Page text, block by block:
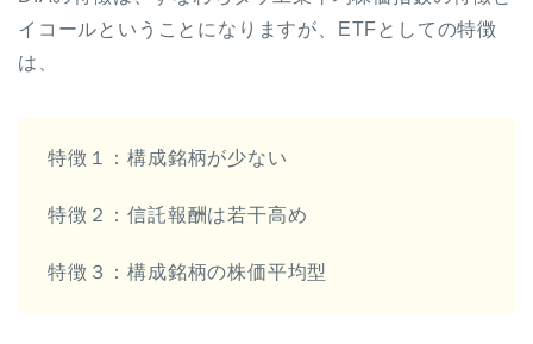
イコールということになりますが、ETFとしての特徴
は、
特徴１：構成銘柄が少ない
特徴２：信託報酬は若干高め
特徴３：構成銘柄の株価平均型